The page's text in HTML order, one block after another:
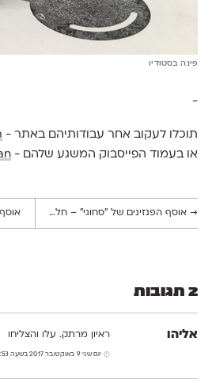
פינה בסטודיו
-
תוכלו לעקוב אחר עבודותיהם באתר -
או בעמוד הפייסבוק המשגע שלהם -
→אוסף הפנזינים של ״סחוגי״ – חלק א׳: הפנזין וקורותיו בארץ ישראל
2 תגובות
אליהו ראיון מרתק. עלו והצליחו
יום שני 9 באוקטובר 2017 בשעה 9:53